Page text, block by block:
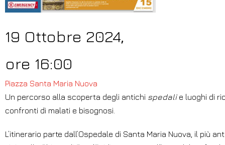
19 Ottobre 2024,
ore 16:00
Piazza Santa Maria Nuova
Un percorso alla scoperta degli antichi spedalie luoghi di
confronti di malati e bisognosi.
L’itinerario parte dall’Ospedale di Santa Maria Nuova, il più